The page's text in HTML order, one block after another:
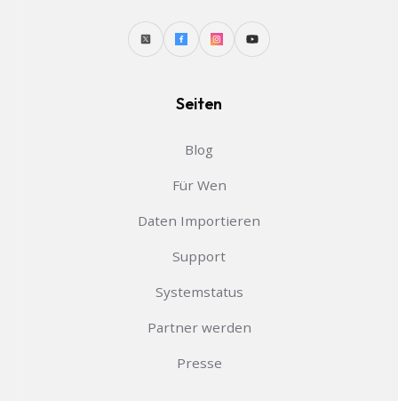
Seiten
Blog
Für Wen
Daten Importieren
Support
Systemstatus
Partner werden
Presse